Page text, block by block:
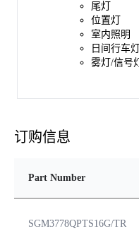
尾灯
位置灯
室内照明
日间行车灯
雾灯/信号灯
订购信息
Part Number
SGM3778QPTS16G/TR